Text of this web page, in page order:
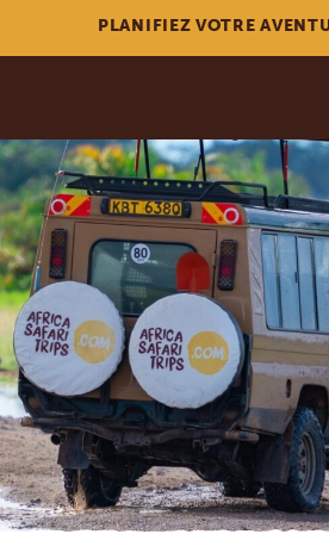
PLANIFIEZ VOTRE